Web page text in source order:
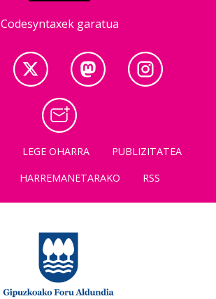
Codesyntaxek garatua
LEGE OHARRA
PUBLIZITATEA
HARREMANETARAKO RSS